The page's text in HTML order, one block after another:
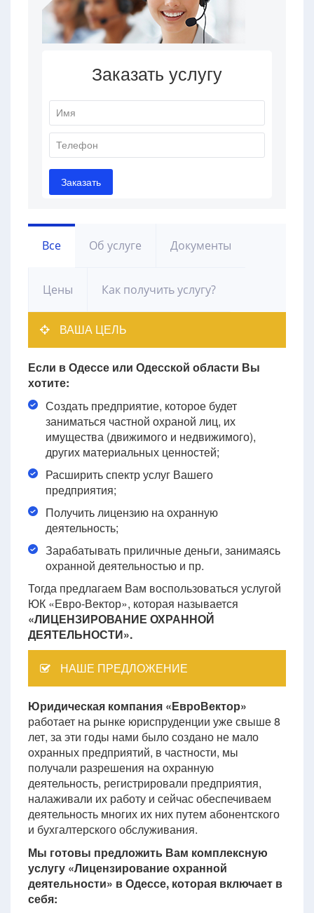
Все Об услуге Документы
Цены Как получить услугу?
ВАША ЦЕЛЬ
Если в Одессе или Одесской области Вы
хотите:
Создать предприятие, которое будет
заниматься частной охраной лиц, их
имущества (движимого и недвижимого),
других материальных ценностей;
Расширить спектр услуг Вашего
предприятия;
Получить лицензию на охранную
деятельность;
Зарабатывать приличные деньги, занимаясь
охранной деятельностью и пр.
Тогда предлагаем Вам воспользоваться услугой
ЮК «Евро-Вектор», которая называется
«ЛИЦЕНЗИРОВАНИЕ ОХРАННОЙ
ДЕЯТЕЛЬНОСТИ».
НАШЕ ПРЕДЛОЖЕНИЕ
Юридическая компания «ЕвроВектор»
работает на рынке юриспруденции уже свыше 8
лет, за эти годы нами было создано не мало
охранных предприятий, в частности, мы
получали разрешения на охранную
деятельность, регистрировали предприятия,
налаживали их работу и сейчас обеспечиваем
деятельность многих их них путем абонентского
и бухгалтерского обслуживания.
Мы готовы предложить Вам комплексную
услугу «Лицензирование охранной
деятельности» в Одессе, которая включает в
себя: